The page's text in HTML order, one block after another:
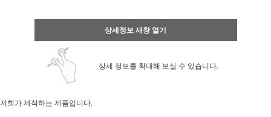
상세정보 새창 열기
상세 정보를 확대해 보실 수 있습니다.
저희가 제작하는 제품입니다.